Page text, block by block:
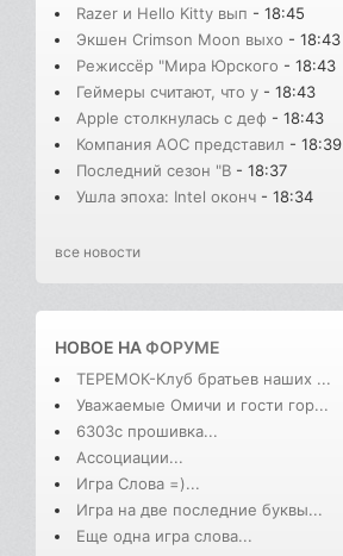
Razer и Hello Kitty вып - 18:45
Экшен Crimson Moon выхо - 18:43
Режиссёр "Мира Юрского - 18:43
Геймеры считают, что у - 18:43
Apple столкнулась с деф - 18:43
Компания AOC представил - 18:39
Последний сезон "В - 18:37
Ушла эпоха: Intel оконч - 18:34
все новости
НОВОЕ НАФОРУМЕ
ТЕРЕМОК-Клуб братьев наших ...
Уважаемые Омичи и гости гор...
6303с прошивка...
Ассоциации...
Игра Слова =)...
Игра на две последние буквы...
Еще одна игра слова...